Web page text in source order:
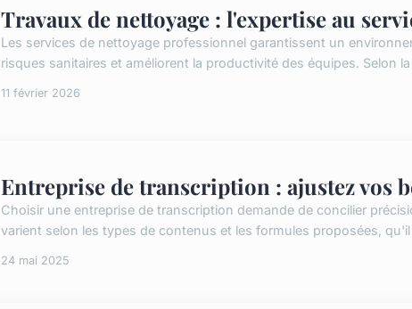
Travaux de nettoyage : l'expertise au
Les services de nettoyage professionnel garantissent un
risques sanitaires et améliorent la productivité des équipes. Selon
11 février 2026
Entreprise de transcription : ajustez vos
Choisir une entreprise de transcription demande de concilier
varient selon les types de contenus et les formules proposées,
24 mai 2025